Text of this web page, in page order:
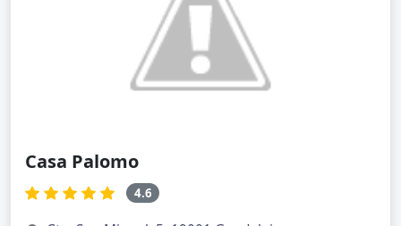
Casa Palomo
4.6